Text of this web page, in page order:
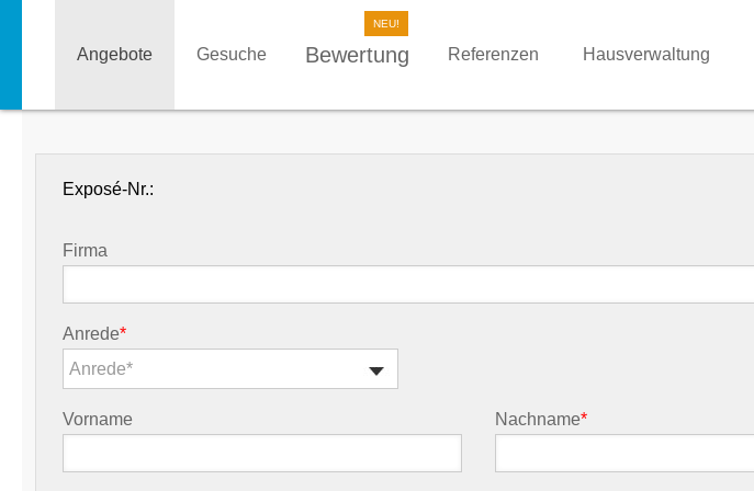
Angebote Gesuche Bewertung Referenzen Hausverwaltung
Exposé-Nr.:
Firma
Anrede*
Anrede*
Vorname Nachname*